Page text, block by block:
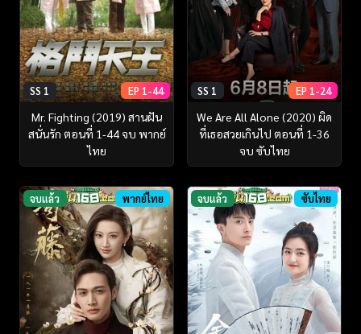
SS 1 EP 1-44
Mr. Fighting (2019) สานฝัน
สนั่นรัก ตอนที่ 1-44 จบ พากย์
ไทย
SS 1 EP 1-24
We Are All Alone (2020) ผิด
ที่เธอสวยเกินไป ตอนที่ 1-36
จบ ซับไทย
จบแล้ว พากย์ไทย จบแล้ว ซับไทย